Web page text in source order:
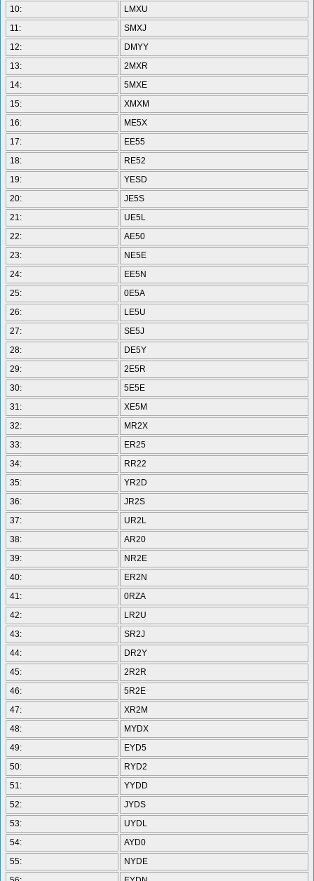
10:
LMXU
11:
SMXJ
12:
DMYY
13:
2MXR
14:
5MXE
15:
XMXM
16:
ME5X
17:
EE55
18:
RE52
19:
YESD
20:
JE5S
21:
UE5L
22:
AE50
23:
NE5E
24:
EE5N
25:
0E5A
26:
LE5U
27:
SE5J
28:
DE5Y
29:
2E5R
30:
5E5E
31:
XE5M
32:
MR2X
33:
ER25
34:
RR22
35:
YR2D
36:
JR2S
37:
UR2L
38:
AR20
39:
NR2E
40:
ER2N
41:
0RZA
42:
LR2U
43:
SR2J
44:
DR2Y
45:
2R2R
46:
5R2E
47:
XR2M
48:
MYDX
49:
EYD5
50:
RYD2
51:
YYDD
52:
JYDS
53:
UYDL
54:
AYD0
55:
NYDE